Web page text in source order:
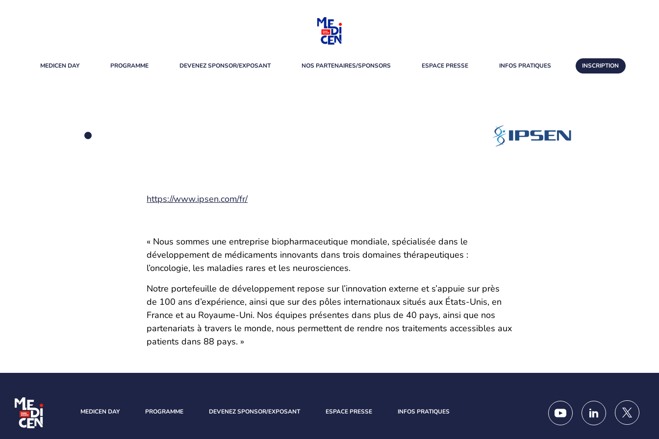
MEDICEN DAY PROGRAMME DEVENEZ SPONSOR/EXPOSANT NOS PARTENAIRES/SPONSORS ESPACE PRESSE INFOS PRATIQUES INSCRIPTION
https://www.ipsen.com/fr/
« Nous sommes une entreprise biopharmaceutique mondiale, spécialisée dans le
développement de médicaments innovants dans trois domaines thérapeutiques :
l’oncologie, les maladies rares et les neurosciences.
Notre portefeuille de développement repose sur l’innovation externe et s’appuie sur près
de 100 ans d’expérience, ainsi que sur des pôles internationaux situés aux États-Unis, en
France et au Royaume-Uni. Nos équipes présentes dans plus de 40 pays, ainsi que nos
partenariats à travers le monde, nous permettent de rendre nos traitements accessibles aux
patients dans 88 pays. »
MEDICEN DAY PROGRAMME DEVENEZ SPONSOR/EXPOSANT ESPACE PRESSE INFOS PRATIQUES